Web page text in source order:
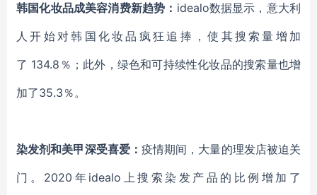
韩国化妆品成美容消费新趋势： idealo数据显示，意大利
人开始对韩国化妆品疯狂追捧，使其搜索量增加
了 134.8％ ；此外， 绿色和可持续性化妆品的搜索量也增
加了35.3％。
染发剂和美甲深受喜爱： 疫情期间，大量的理发店被迫关
门。 2020年 idealo 上搜索染发产品的比例增加了